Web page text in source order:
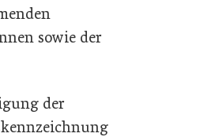
sowie der
der